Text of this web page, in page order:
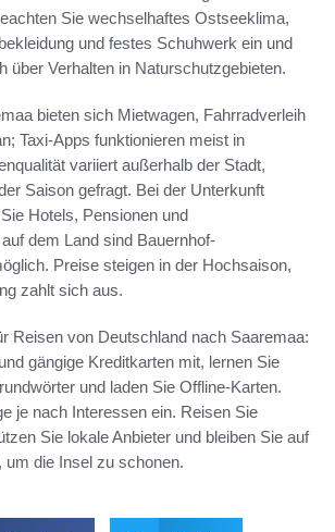
Sie wechselhaftes Ostseeklima,
und festes Schuhwerk ein und
über Verhalten in Naturschutzgebieten.
bieten sich Mietwagen, Fahrradverleih
Taxi-Apps funktionieren meist in
variiert außerhalb der Stadt,
Saison gefragt. Bei der Unterkunft
Hotels, Pensionen und
dem Land sind Bauernhof-
Preise steigen in der Hochsaison,
zahlt sich aus.
Reisen von Deutschland nach Saaremaa:
gängige Kreditkarten mit, lernen Sie
und laden Sie Offline-Karten.
je nach Interessen ein. Reisen Sie
Sie lokale Anbieter und bleiben Sie auf
um die Insel zu schonen.